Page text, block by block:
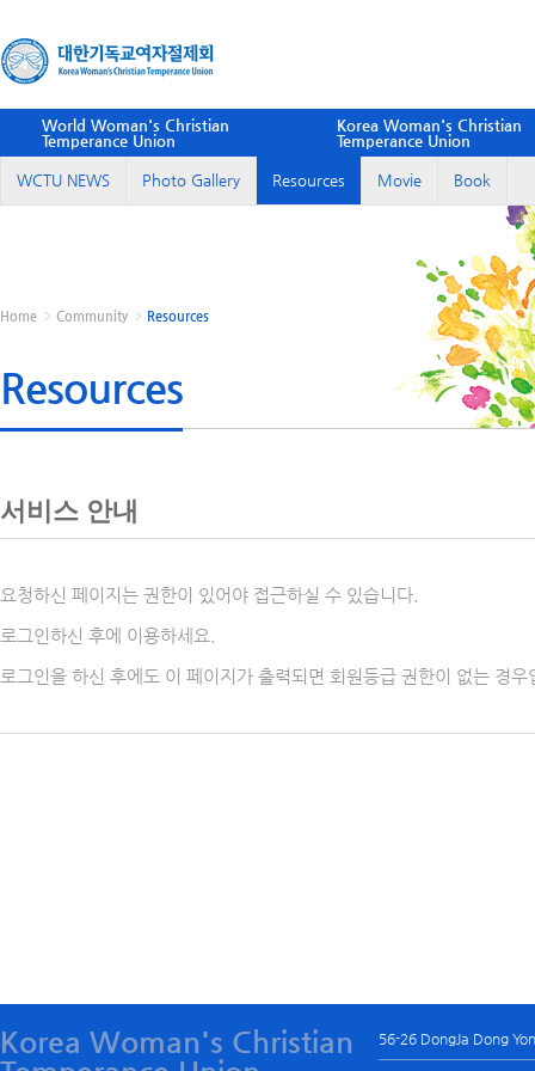
World Woman's Christian
Temperance Union
Korea Woman's Christian
Temperance Union
WCTU NEWS Photo Gallery Resources Movie Book
Home Community Resources
Resources
서비스 안내
요청하신 페이지는 권한이 있어야 접근하실 수 있습니다.
로그인하신 후에 이용하세요.
로그인을 하신 후에도 이 페이지가 출력되면 회원등급 권한이 없는 경우
Korea Woman's Christian
56-26 DongJa Dong